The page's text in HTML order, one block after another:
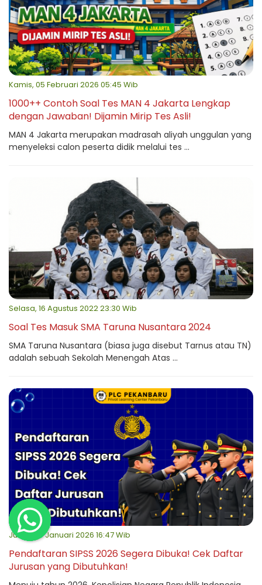
Kamis, 05 Februari 2026 05:45 Wib
1000++ Contoh Soal Tes MAN 4 Jakarta Lengkap
dengan Jawaban! Dijamin Mirip Tes Asli!
MAN 4 Jakarta merupakan madrasah aliyah unggulan yang
menyeleksi calon peserta didik melalui tes ...
Selasa, 16 Agustus 2022 23:30 Wib
Soal Tes Masuk SMA Taruna Nusantara 2024
SMA Taruna Nusantara (biasa juga disebut Tarnus atau TN)
adalah sebuah Sekolah Menengah Atas ...
Jumat, 16 Januari 2026 16:47 Wib
Pendaftaran SIPSS 2026 Segera Dibuka! Cek Daftar
Jurusan yang Dibutuhkan!